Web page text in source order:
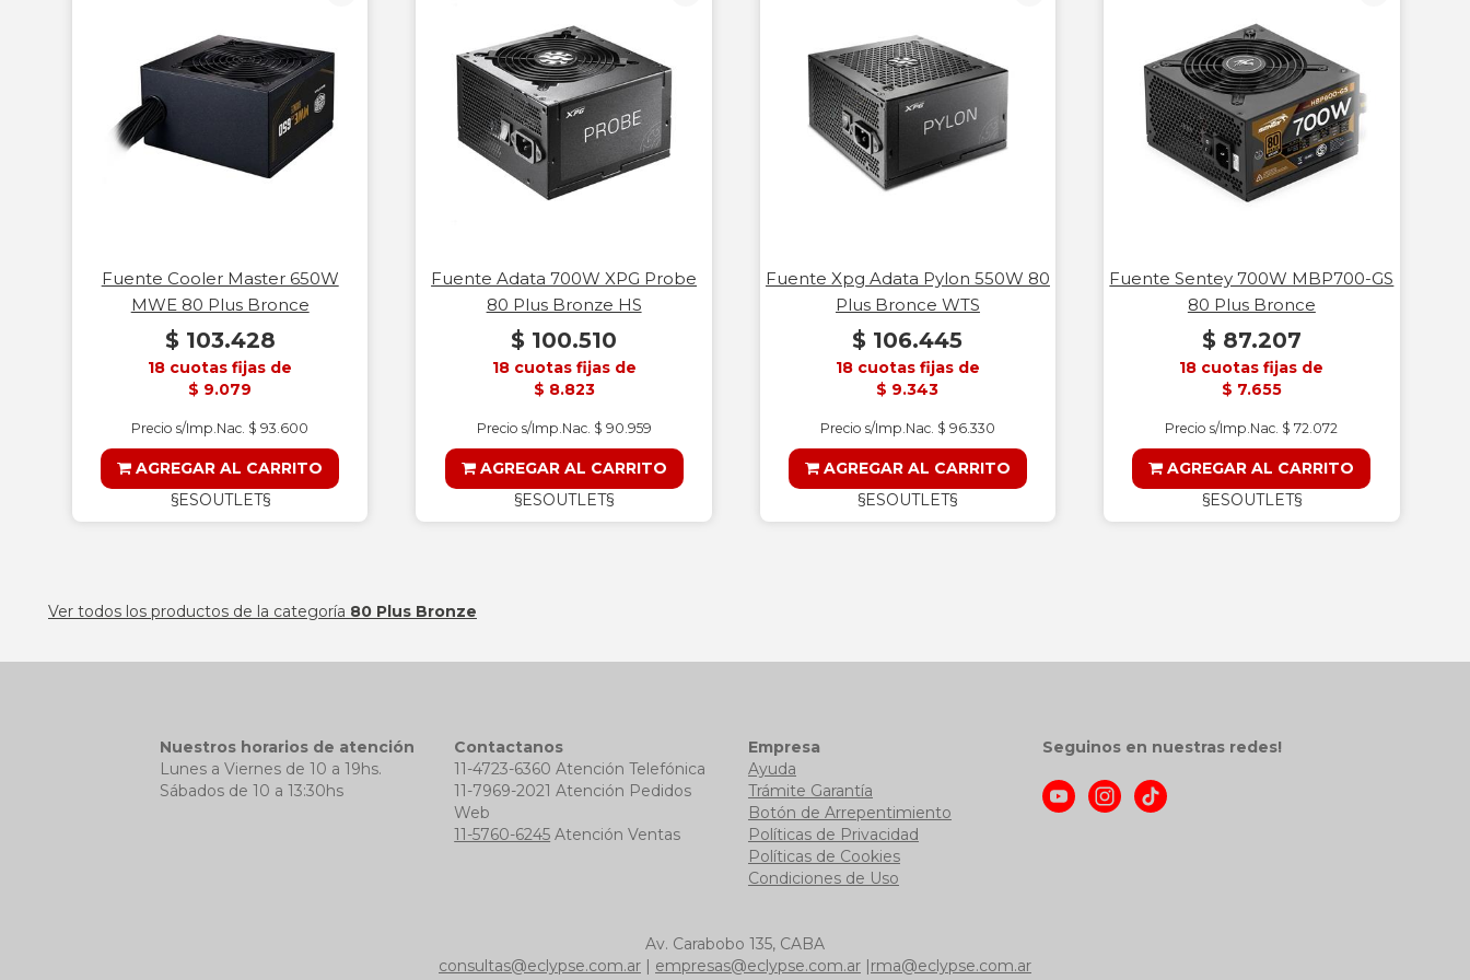
Fuente Cooler Master 650W
MWE 80 Plus Bronce
$ 103.428
18 cuotas fijas de
$ 9.079
Precio s/Imp.Nac. $ 93.600
AGREGAR AL CARRITO
§ESOUTLET§
Fuente Adata 700W XPG Probe
80 Plus Bronze HS
$ 100.510
18 cuotas fijas de
$ 8.823
Precio s/Imp.Nac. $ 90.959
AGREGAR AL CARRITO
§ESOUTLET§
Fuente Xpg Adata Pylon 550W 80
Plus Bronce WTS
$ 106.445
18 cuotas fijas de
$ 9.343
Precio s/Imp.Nac. $ 96.330
AGREGAR AL CARRITO
§ESOUTLET§
Fuente Sentey 700W MBP700-GS
80 Plus Bronce
$ 87.207
18 cuotas fijas de
$ 7.655
Precio s/Imp.Nac. $ 72.072
AGREGAR AL CARRITO
§ESOUTLET§
Ver todos los productos de la categoría 80 Plus Bronze
Nuestros horarios de atención
Lunes a Viernes de 10 a 19hs.
Sábados de 10 a 13:30hs
Contactanos
11-4723-6360 Atención Telefónica
11-7969-2021 Atención Pedidos
Web
11-5760-6245 Atención Ventas
Empresa
Ayuda
Trámite Garantía
Botón de Arrepentimiento
Políticas de Privacidad
Políticas de Cookies
Condiciones de Uso
Seguinos en nuestras redes!
Av. Carabobo 135, CABA
consultas@eclypse.com.ar | empresas@eclypse.com.ar |rma@eclypse.com.ar